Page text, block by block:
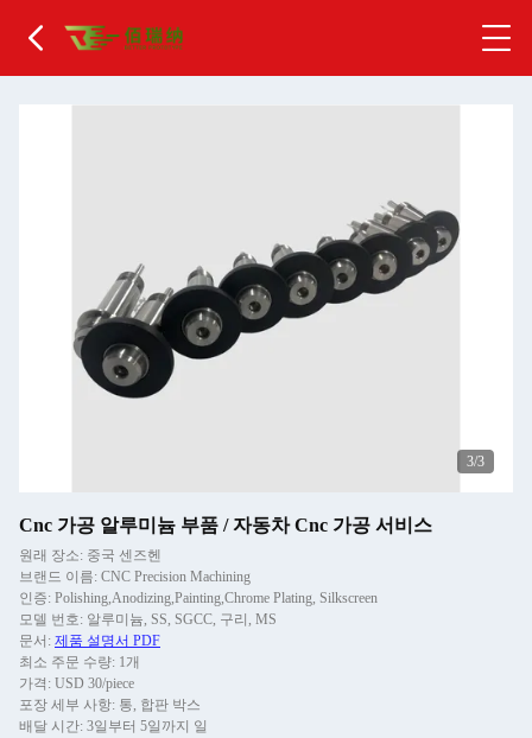
1/3
Cnc 가공 알루미늄 부품 / 자동차 Cnc 가공 서비스
원래 장소: 중국 센즈헨
브랜드 이름: CNC Precision Machining
인증: Polishing,Anodizing,Painting,Chrome Plating, Silkscreen
모델 번호: 알루미늄, SS, SGCC, 구리, MS
문서: 제품 설명서 PDF
최소 주문 수량: 1개
가격: USD 30/piece
포장 세부 사항: 통, 합판 박스
배달 시간: 3일부터 5일까지 일